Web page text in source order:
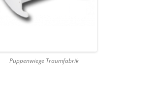
Puppenwiege Traumfabrik